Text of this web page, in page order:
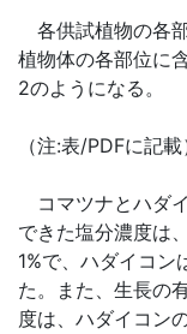
各供試植物の各
植物体の各部位に
2のようになる。
（注:表/PDFに記載
コマツナとハダ
できた塩分濃度は
1%で、ハダイコン
た。また、生長の
度は、ハダイコン